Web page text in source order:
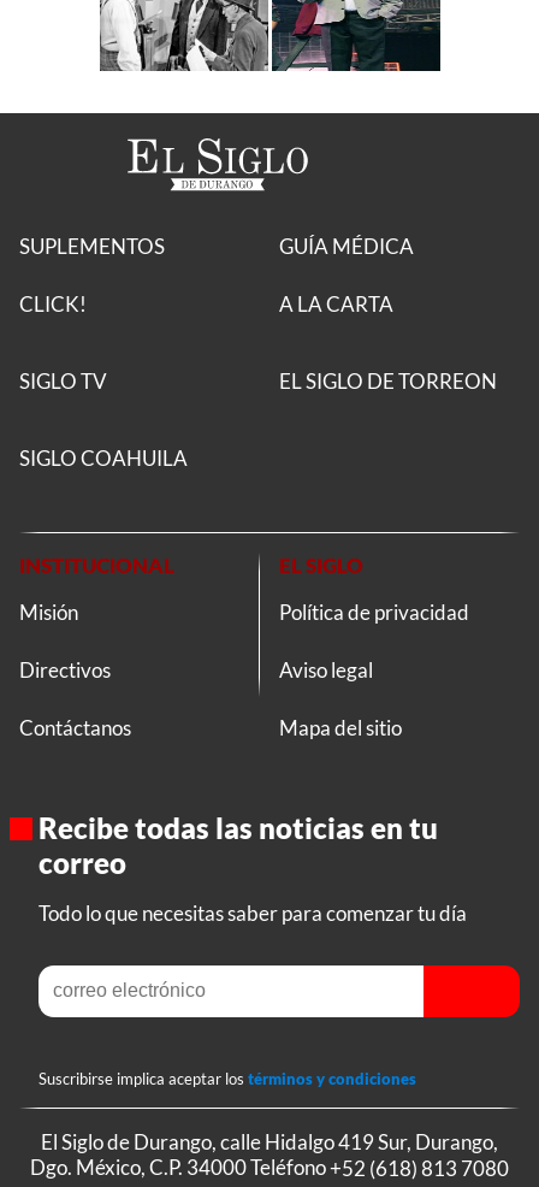
SUPLEMENTOS
CLICK!
GUÍA MÉDICA
A LA CARTA
SIGLO TV EL SIGLO DE TORREON
SIGLO COAHUILA
INSTITUCIONAL
Misión
Directivos
Contáctanos
EL SIGLO
Política de privacidad
Aviso legal
Mapa del sitio
Recibe todas las noticias en tu
correo
Todo lo que necesitas saber para comenzar tu día
Suscribirse implica aceptar los términos y condiciones
El Siglo de Durango, calle Hidalgo 419 Sur, Durango,
Dgo. México, C.P. 34000 Teléfono+52 (618) 813 7080